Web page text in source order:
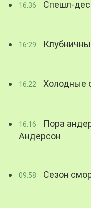
16:36 Спешл-
16:29
16:22 Холодные
16:16
Пора
Андерсон
09:58 Сезон